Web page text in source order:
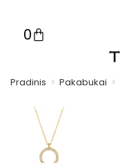
0
Pradinis > Pakabukai >